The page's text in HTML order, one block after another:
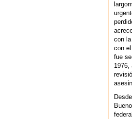
con
con
fue
1976,